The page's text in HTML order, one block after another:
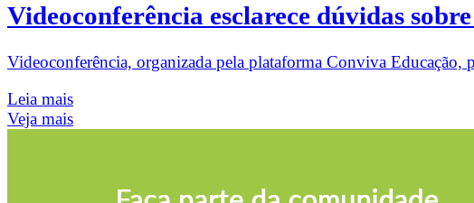
Videoconferência esclarece dúvidas
Videoconferência, organizada pela plataforma Conviva Educação,
Leia mais
Veja mais